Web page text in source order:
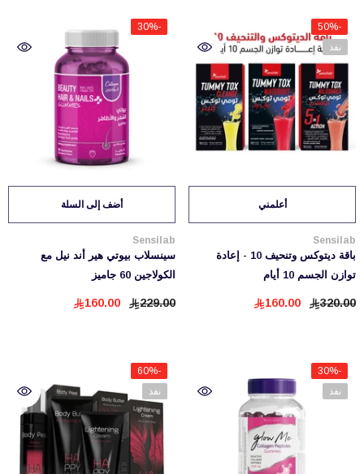
-50%
نفذ
أعلمني
بائع:
Sensilab
باقة ديتوكس وتنحيف 10 - إعادة
توازن الجسم 10 أيام
320.00
160.00
-30%
أضف إلى السلة
بائع:
Sensilab
سينسلاب بيوتي هير أند نيل مع
الكولاجين 60 جاميز
229.00
160.00
-30%
نفذ
-60%
نفذ